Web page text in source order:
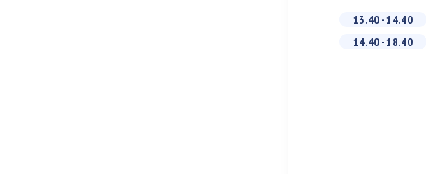
13.40 - 14.40
14.40 - 18.40